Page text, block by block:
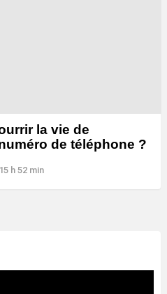
la vie de
de téléphone ?
h 52 min